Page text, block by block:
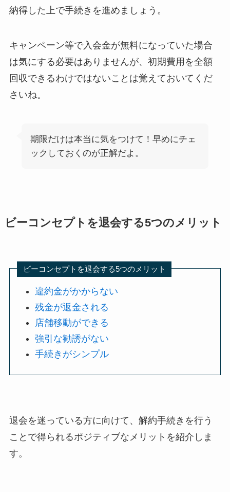
納得した上で手続きを進めましょう。
キャンペーン等で入会金が無料になっていた場合
は気にする必要はありませんが、初期費用を全額
回収できるわけではないことは覚えておいてくだ
さいね。
期限だけは本当に気をつけて！早めにチェ
ックしておくのが正解だよ。
ビーコンセプトを退会する5つのメリット
ビーコンセプトを退会する5つのメリット
違約金がかからない
残金が返金される
店舗移動ができる
強引な勧誘がない
手続きがシンプル
退会を迷っている方に向けて、解約手続きを行う
ことで得られるポジティブなメリットを紹介しま
す。